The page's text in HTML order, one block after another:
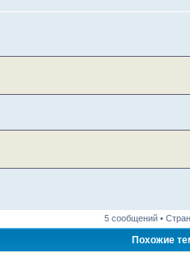
5 сообщений •
Похожие